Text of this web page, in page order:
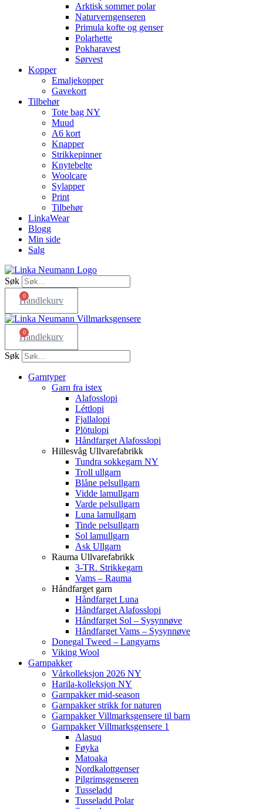
Arktisk sommer polar
Naturverngenseren
Primula kofte og genser
Polarhette
Pokharavest
Sørvest
Kopper
Emaljekopper
Gavekort
Tilbehør
Tote bag NY
Muud
A6 kort
Knapper
Strikkepinner
Knytebelte
Woolcare
Sylapper
Print
Tilbehør
LinkaWear
Blogg
Min side
Salg
Søk
0
Handlekurv
0
Handlekurv
Søk
Garntyper
Garn fra istex
Alafosslopi
Léttlopi
Fjallalopi
Plötulopi
Håndfarget Alafosslopi
Hillesvåg Ullvarefabrikk
Tundra sokkegarn NY
Troll ullgarn
Blåne pelsullgarn
Vidde lamullgarn
Varde pelsullgarn
Luna lamullgarn
Tinde pelsullgarn
Sol lamullgarn
Ask Ullgarn
Rauma Ullvarefabrikk
3-TR. Strikkegarn
Vams – Rauma
Håndfarget garn
Håndfarget Luna
Håndfarget Alafosslopi
Håndfarget Sol – Sysynnøve
Håndfarget Vams – Sysynnøve
Donegal Tweed – Langyarns
Viking Wool
Garnpakker
Vårkolleksjon 2026 NY
Harila-kolleksjon NY
Garnpakker mid-season
Garnpakker strikk for naturen
Garnpakker Villmarksgensere til barn
Garnpakker Villmarksgensere 1
Alasuq
Føyka
Matoaka
Nordkalottgenser
Pilgrimsgenseren
Tusseladd
Tusseladd Polar